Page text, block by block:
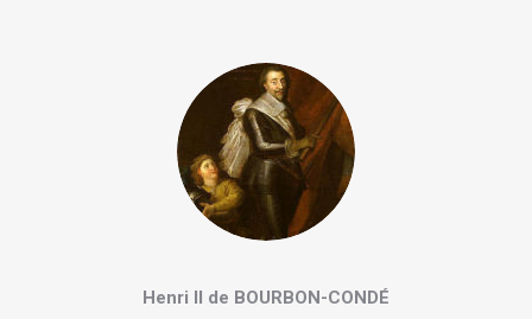
Henri II de BOURBON-CONDÉ